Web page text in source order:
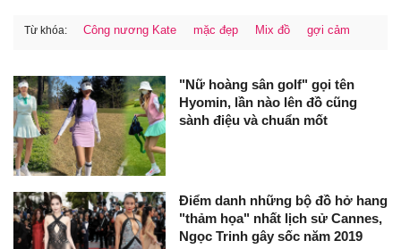
Từ khóa: Công nương Kate mặc đẹp Mix đồ gợi cảm
"Nữ hoàng sân golf" gọi tên
Hyomin, lần nào lên đồ cũng
sành điệu và chuẩn mốt
Điểm danh những bộ đồ hở hang
"thảm họa" nhất lịch sử Cannes,
Ngọc Trinh gây sốc năm 2019